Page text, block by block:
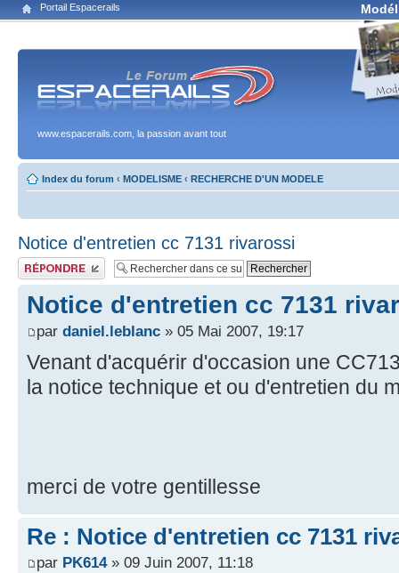
Portail Espacerails
www.espacerails.com, la passion avant tout
Index du forum ‹ MODELISME ‹ RECHERCHE D'UN MODELE
Notice d'entretien cc 7131 rivarossi
Publier une réponse
Notice d'entretien cc 7131
par daniel.leblanc » 05 Mai 2007, 19:17
Venant d'acquérir d'occasion une
la notice technique et ou d'entretien du
merci de votre gentillesse
Re : Notice d'entretien cc 7131
par PK614» 09 Juin 2007, 11:18